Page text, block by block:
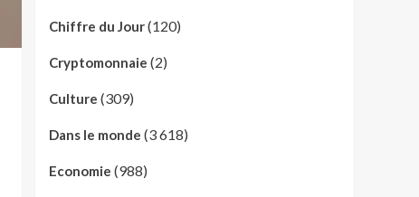
Chiffre du Jour(120)
Cryptomonnaie (2)
Culture (309)
Dans le monde (3 618)
Economie (988)